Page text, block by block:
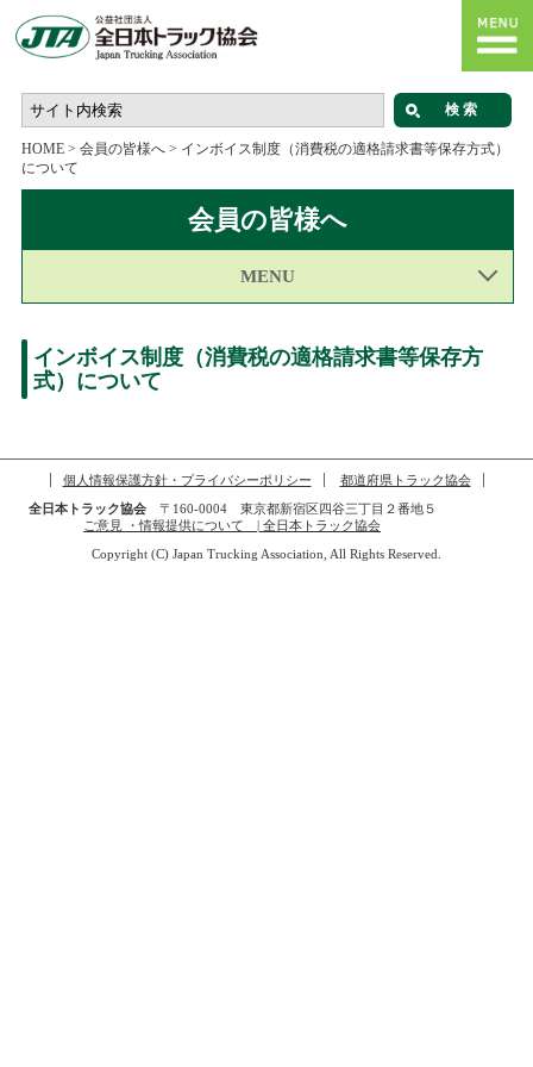
HOME> 会員の皆様へ> インボイス制度（消費税の適格請求書等保存方式）
について
会員の皆様へ
MENU
インボイス制度（消費税の適格請求書等保存方
式）について
個人情報保護方針・プライバシーポリシー
都道府県トラック協会
全日本トラック協会〒160-0004 東京都新宿区四谷三丁目２番地５
ご意見 ・情報提供について | 全日本トラック協会
Copyright (C) Japan Trucking Association, All Rights Reserved.